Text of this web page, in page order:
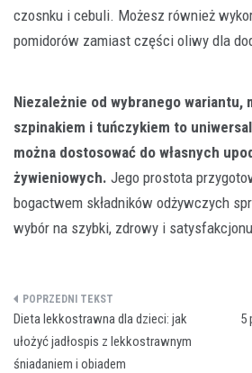
czosnku i cebuli. Możesz również
pomidorów zamiast części oliwy dla
Niezależnie od wybranego wariantu,
szpinakiem i tuńczykiem to
można dostosować do własnych
żywieniowych. Jego prostota
bogactwem składników odżywczych
wybór na szybki, zdrowy i
Nawigacja
wpisu
Dieta lekkostrawna dla dzieci: jak
ułożyć jadłospis z lekkostrawnym
śniadaniem i obiadem
5